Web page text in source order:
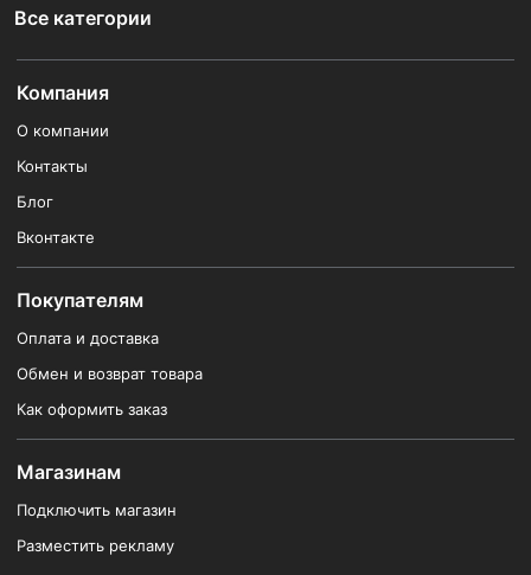
Все категории
Компания
О компании
Контакты
Блог
Вконтакте
Покупателям
Оплата и доставка
Обмен и возврат товара
Как оформить заказ
Магазинам
Подключить магазин
Разместить рекламу